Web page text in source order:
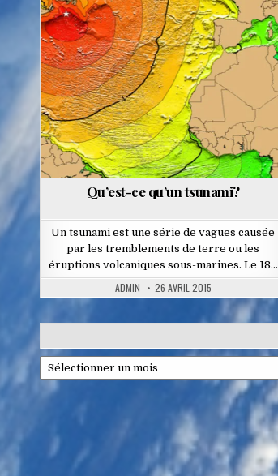
Posted
in
Qu’est-ce qu’un tsunami?
Un tsunami est une série de vagues causée
par les tremblements de terre ou les
éruptions volcaniques sous-marines. Le 18…
ADMIN 26 AVRIL 2015
Archives